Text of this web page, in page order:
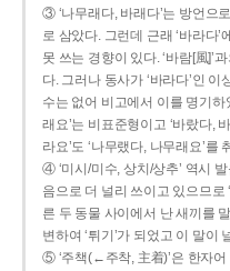
③ ‘나무래다, 바래다’는 방언으
로 삼았다. 그런데 근래 ‘바라다’
못 쓰는 경향이 있다. ‘바람[風]’
다. 그러나 동사가 ‘바라다’인 이
수는 없어 비고에서 이를 명기하
래요’는 비표준형이고 ‘바랐다,
라요’도 ‘나무랬다, 나무래요’를
④ ‘미시/미수, 상치/상추’ 역시
음으로 더 널리 쓰이고 있으므로
른 두 동물 사이에서 난 새끼를 말
변하여 ‘튀기’가 되었고 이 말이
⑤ ‘주책(←주착, 主着)’은 한자어